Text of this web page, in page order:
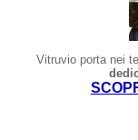
Vitruvio porta nei